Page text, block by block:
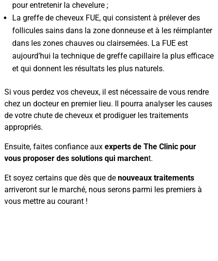
pour entretenir la chevelure ;
La greffe de cheveux FUE, qui consistent à prélever des
follicules sains dans la zone donneuse et à les réimplanter
dans les zones chauves ou clairsemées. La FUE est
aujourd’hui la technique de greffe capillaire la plus efficace
et qui donnent les résultats les plus naturels.
Si vous perdez vos cheveux, il est nécessaire de vous rendre
chez un docteur en premier lieu. Il pourra analyser les causes
de votre chute de cheveux et prodiguer les traitements
appropriés.
Ensuite, faites confiance aux experts de The Clinic pour
vous proposer des solutions qui marchent.
Et soyez certains que dès que de nouveaux traitements
arriveront sur le marché, nous serons parmi les premiers à
vous mettre au courant !